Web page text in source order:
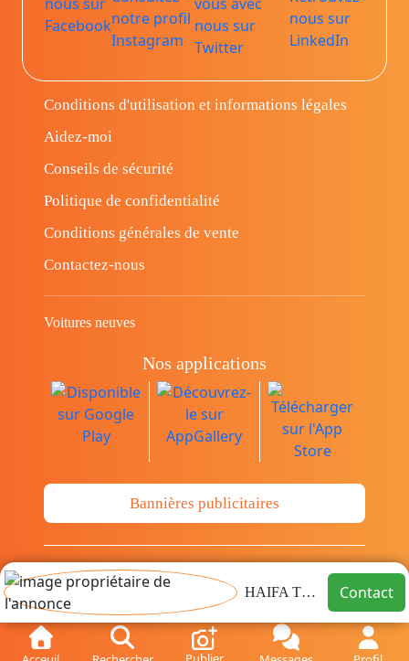
HAIFA TMS Contact
Conditions d'utilisation et informations légales
Aidez-moi
Conseils de sécurité
Politique de confidentialité
Conditions générales de vente
Contactez-nous
Voitures neuves
Nos applications
Bannières publicitaires
© Copyright 2014-2026 Cava.tn Limited Tous
les droits sont réservés.